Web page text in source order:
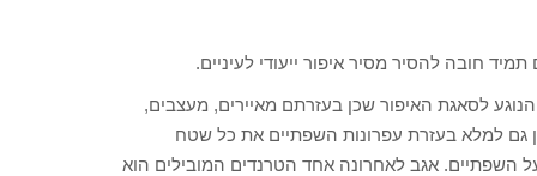
חובה להסיר מסיר איפור ייעודי לעיניים.
לסאגת האיפור שכן בעזרתם מאיירים, מעצבים,
גם למלא בעזרת עפרונות השפתיים את כל שטח
השפתיים. אגב לאחרונה אחד הטרנדים המובילים הוא